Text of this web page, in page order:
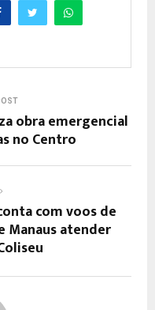
obra emergencial
no Centro
com voos de
Manaus atender